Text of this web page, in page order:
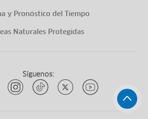
y Pronóstico del Tiempo
Naturales Protegidas
Síguenos: